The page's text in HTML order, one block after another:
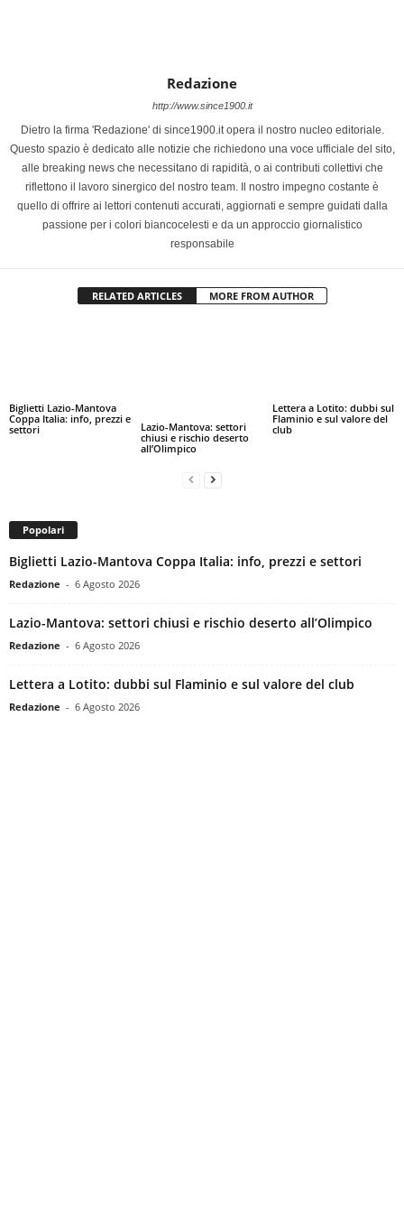
Redazione
http://www.since1900.it
Dietro la firma 'Redazione' di since1900.it opera il nostro nucleo editoriale.
Questo spazio è dedicato alle notizie che richiedono una voce ufficiale del sito,
alle breaking news che necessitano di rapidità, o ai contributi collettivi che
riflettono il lavoro sinergico del nostro team. Il nostro impegno costante è
quello di offrire ai lettori contenuti accurati, aggiornati e sempre guidati dalla
passione per i colori biancocelesti e da un approccio giornalistico
responsabile
RELATED ARTICLES MORE FROM AUTHOR
Biglietti Lazio-Mantova
Coppa Italia: info, prezzi e
settori
Lazio-Mantova: settori
chiusi e rischio deserto
all’Olimpico
Lettera a Lotito: dubbi sul
Flaminio e sul valore del
club
Popolari
Biglietti Lazio-Mantova Coppa Italia: info, prezzi e settori
Redazione - 6 Agosto 2026
Lazio-Mantova: settori chiusi e rischio deserto all’Olimpico
Redazione - 6 Agosto 2026
Lettera a Lotito: dubbi sul Flaminio e sul valore del club
Redazione - 6 Agosto 2026